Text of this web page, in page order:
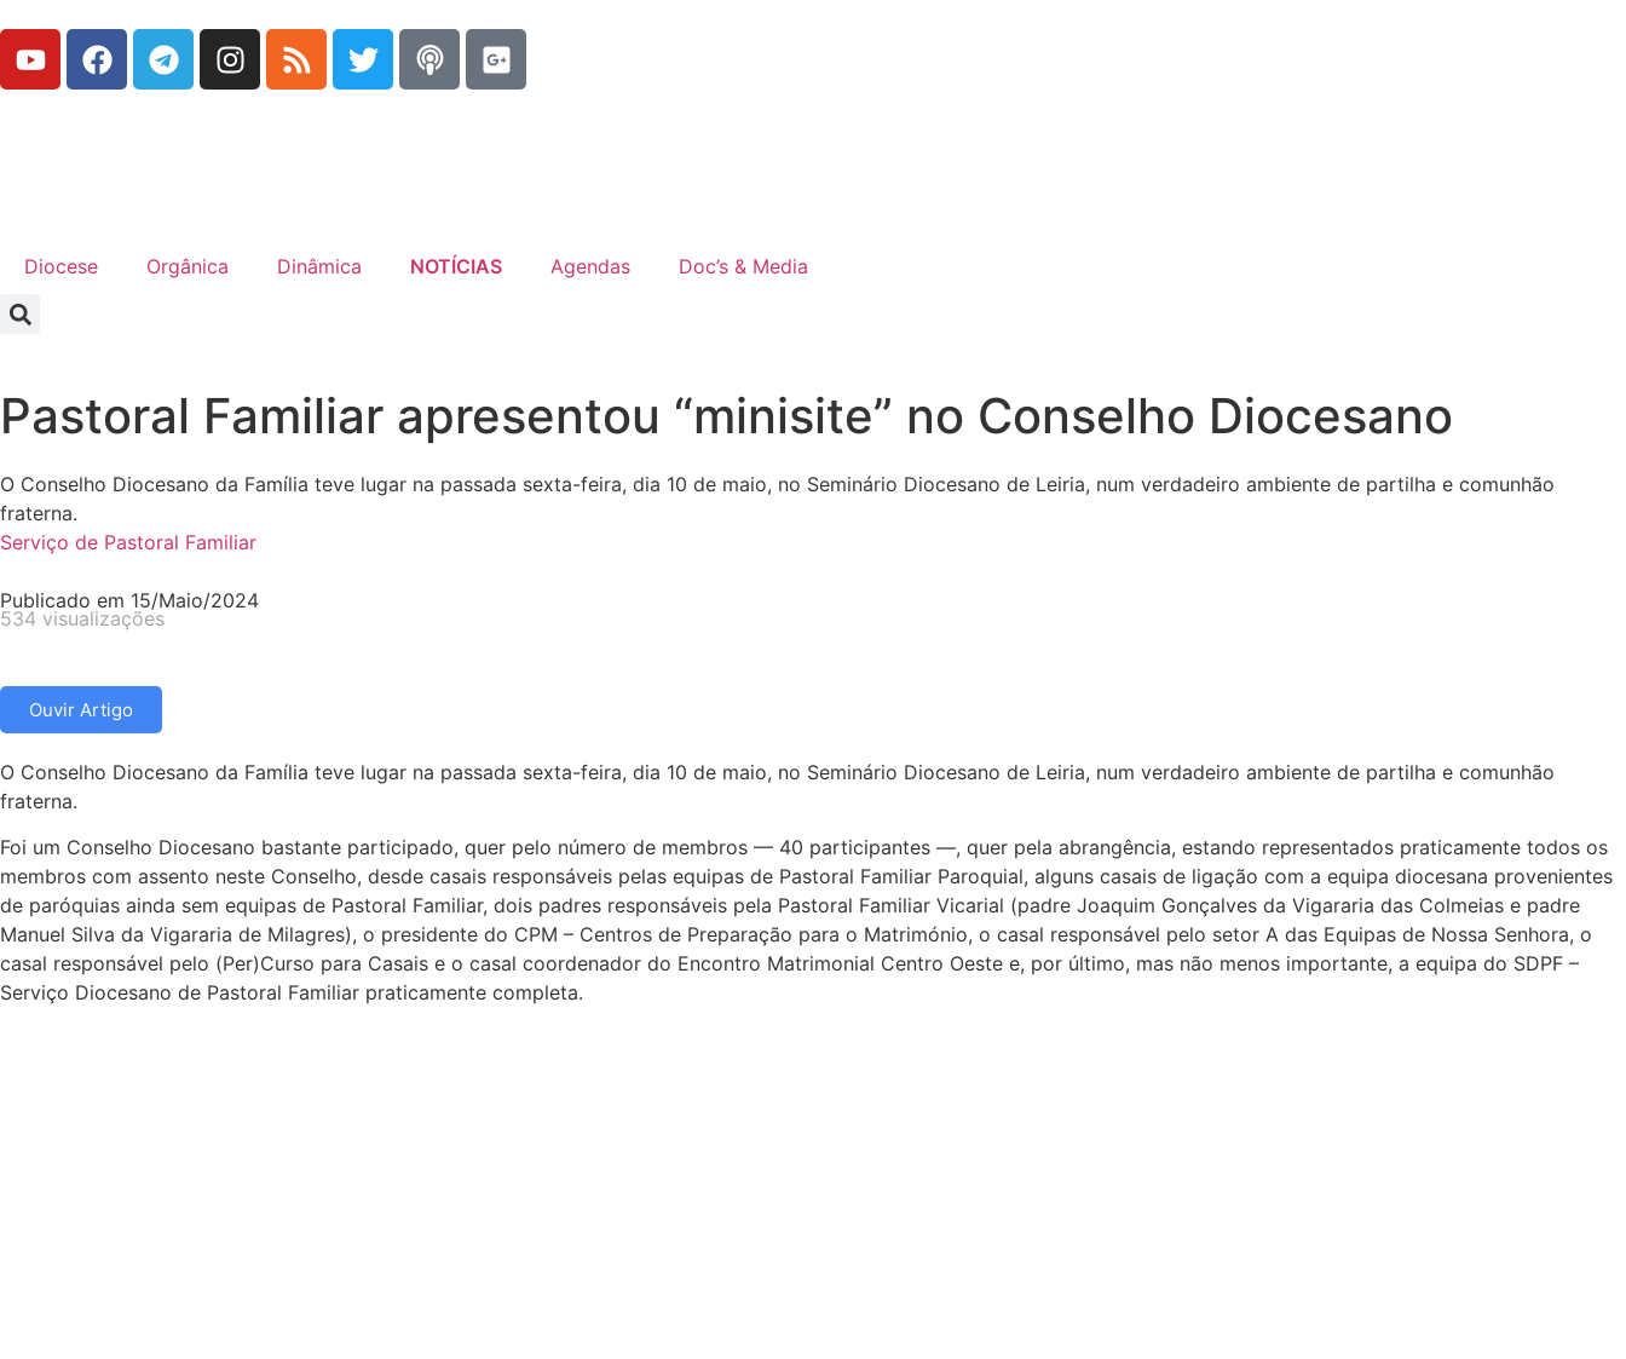
Diocese Orgânica Dinâmica NOTÍCIAS Agendas Doc’s & Media
Pastoral Familiar apresentou “minisite” no Conselho Diocesano
O Conselho Diocesano da Família teve lugar na passada sexta-feira, dia 10 de maio, no Seminário Diocesano de Leiria, num verdadeiro ambiente de partilha e comunhão
fraterna.
Serviço de Pastoral Familiar
Publicado em 15/Maio/2024
534 visualizações
Ouvir Artigo
O Conselho Diocesano da Família teve lugar na passada sexta-feira, dia 10 de maio, no Seminário Diocesano de Leiria, num verdadeiro ambiente de partilha e comunhão
fraterna.
Foi um Conselho Diocesano bastante participado, quer pelo número de membros — 40 participantes —, quer pela abrangência, estando representados praticamente todos os
membros com assento neste Conselho, desde casais responsáveis pelas equipas de Pastoral Familiar Paroquial, alguns casais de ligação com a equipa diocesana provenientes
de paróquias ainda sem equipas de Pastoral Familiar, dois padres responsáveis pela Pastoral Familiar Vicarial (padre Joaquim Gonçalves da Vigararia das Colmeias e padre
Manuel Silva da Vigararia de Milagres), o presidente do CPM – Centros de Preparação para o Matrimónio, o casal responsável pelo setor A das Equipas de Nossa Senhora, o
casal responsável pelo (Per)Curso para Casais e o casal coordenador do Encontro Matrimonial Centro Oeste e, por último, mas não menos importante, a equipa do SDPF –
Serviço Diocesano de Pastoral Familiar praticamente completa.